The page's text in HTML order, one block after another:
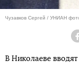
Чузавков Сергей / УНИАН
В Николаеве